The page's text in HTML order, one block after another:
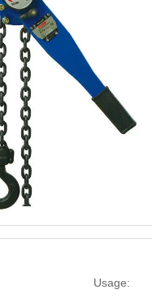
Usage: